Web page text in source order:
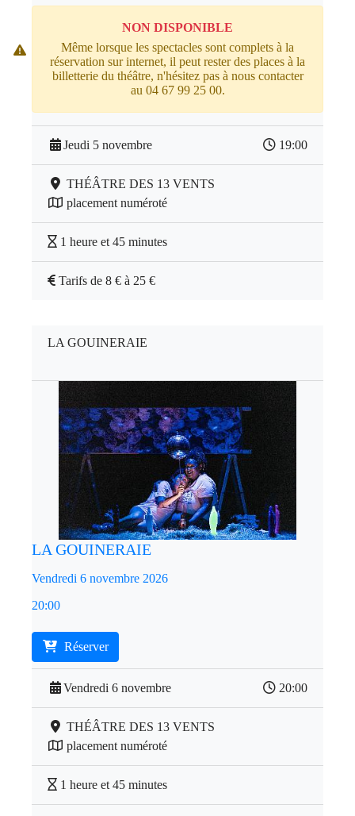
NON DISPONIBLE
Même lorsque les spectacles sont complets à la
réservation sur internet, il peut rester des places à la
billetterie du théâtre, n'hésitez pas à nous contacter
au 04 67 99 25 00.
Jeudi 5 novembre 19:00
THÉÂTRE DES 13 VENTS
placement numéroté
1 heure et 45 minutes
Tarifs de 8 € à 25 €
LA GOUINERAIE
LA GOUINERAIE
Vendredi 6 novembre 2026
20:00
Réserver
Vendredi 6 novembre 20:00
THÉÂTRE DES 13 VENTS
placement numéroté
1 heure et 45 minutes